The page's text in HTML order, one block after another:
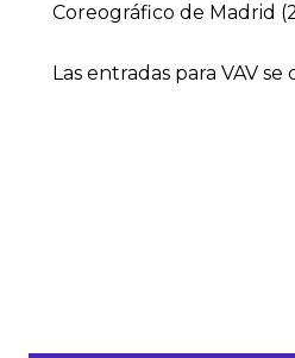
Coreográfico de Madrid
Las entradas para VAV